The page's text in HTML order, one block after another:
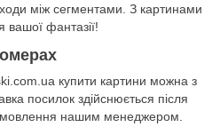
між сегментами. З картинами
фантазії!
купити картини можна з
посилок здійснюється після
нашим менеджером.